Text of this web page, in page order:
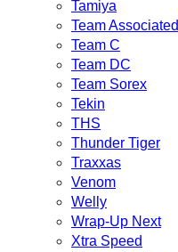
Tamiya
Team Associated
Team C
Team DC
Team Sorex
Tekin
THS
Thunder Tiger
Traxxas
Venom
Welly
Wrap-Up Next
Xtra Speed